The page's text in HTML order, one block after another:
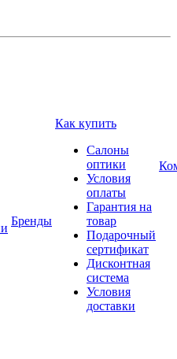
Бренды
Как купить
Салоны
оптики
Условия
оплаты
Гарантия на
товар
Подарочный
сертификат
Дисконтная
система
Условия
доставки